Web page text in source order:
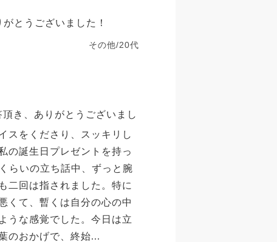
とうございました！
その他/20代
き、ありがとうございまし
スをくださり、スッキリし
の誕生日プレゼントを持っ
らいの立ち話中、ずっと腕
二回は指されました。特に
くて、暫くは自分の心の中
うな感覚でした。今日は立
のおかげで、終始...